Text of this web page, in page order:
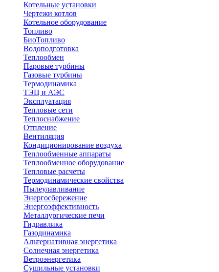
Котельные установки
Чертежи котлов
Котельное оборудование
Топливо
БиоТопливо
Водоподготовка
Теплообмен
Паровые турбины
Газовые турбины
Термодинамика
ТЭЦ и АЭС
Эксплуатация
Тепловые сети
Теплоснабжение
Отпление
Вентиляция
Кондиционирование воздуха
Теплообменные аппараты
Теплообменное оборудование
Тепловые расчеты
Термодинамические свойства
Пылеулавливание
Энергосбережение
Энергоэффективность
Металлургические печи
Гидравлика
Газодинамика
Альтернативная энергетика
Солнечная энергетика
Ветроэнергетика
Сушильные установки